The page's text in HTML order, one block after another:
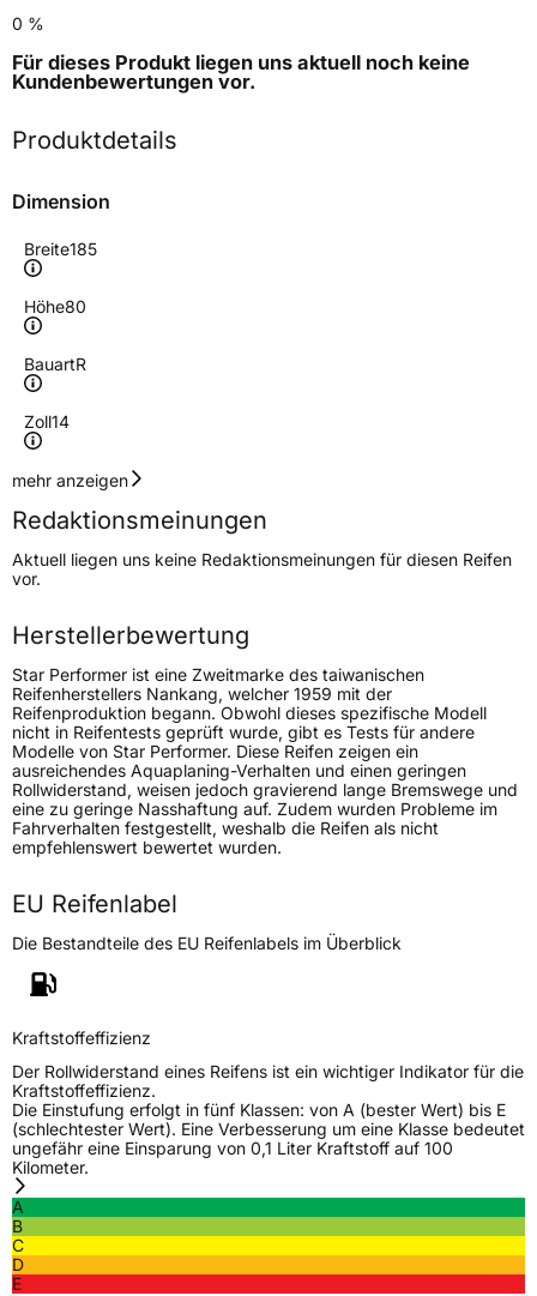
0 %
Für dieses Produkt liegen uns aktuell noch keine
Kundenbewertungen vor.
Produktdetails
Dimension
Breite185
Höhe80
BauartR
Zoll14
Geschwindigkeitsindex
Lastindex 102/100
Generelle Merkmale
FahrzeugtypTransporter
VerwendungWinterreifen
ModellnameStratos Van
FahrzeugartTransporter
Weitere Eigenschaften
SchlauchtypTL
Zustand
C-ReifenJa
EU Label
mehr anzeigen
Redaktionsmeinungen
Aktuell liegen uns keine Redaktionsmeinungen für diesen Reifen
vor.
Herstellerbewertung
Star Performer ist eine Zweitmarke des taiwanischen
Reifenherstellers Nankang, welcher 1959 mit der
Reifenproduktion begann. Obwohl dieses spezifische Modell
nicht in Reifentests geprüft wurde, gibt es Tests für andere
Modelle von Star Performer. Diese Reifen zeigen ein
ausreichendes Aquaplaning-Verhalten und einen geringen
Rollwiderstand, weisen jedoch gravierend lange Bremswege und
eine zu geringe Nasshaftung auf. Zudem wurden Probleme im
Fahrverhalten festgestellt, weshalb die Reifen als nicht
empfehlenswert bewertet wurden.
EU Reifenlabel
Die Bestandteile des EU Reifenlabels im Überblick
Kraftstoffeffizienz
Der Rollwiderstand eines Reifens ist ein wichtiger Indikator für die
Kraftstoffeffizienz.
Die Einstufung erfolgt in fünf Klassen: von A (bester Wert) bis E
(schlechtester Wert). Eine Verbesserung um eine Klasse bedeutet
ungefähr eine Einsparung von 0,1 Liter Kraftstoff auf 100
Kilometer.
A
B
C
D
E